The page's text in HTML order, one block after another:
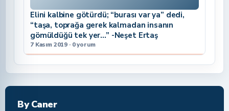
Elini kalbine götürdü; “burası var ya” dedi,
“taşa, toprağa gerek kalmadan insanın
gömüldüğü tek yer…” -Neşet Ertaş
7 Kasım 2019 · 0 yorum
By Caner